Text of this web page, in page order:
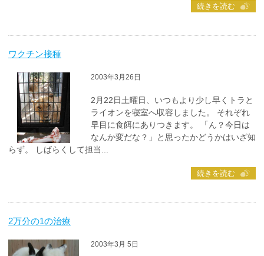
続きを読む
ワクチン接種
2003年3月26日
2月22日土曜日、いつもより少し早くトラと
ライオンを寝室へ収容しました。 それぞれ
早目に食餌にありつきます。 「ん？今日は
なんか変だな？」と思ったかどうかはいざ知
らず。 しばらくして担当...
続きを読む
2万分の1の治療
2003年3月 5日